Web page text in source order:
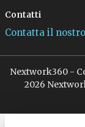
Contatti
Contatta il
Nextwork360 -
2026